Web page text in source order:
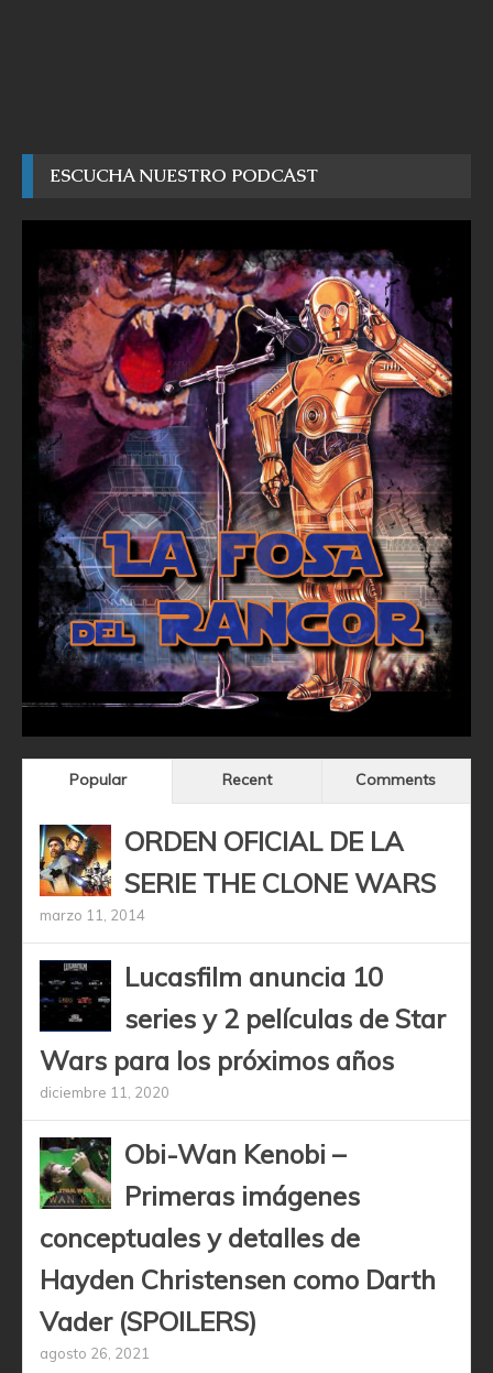
ESCUCHA NUESTRO PODCAST
Popular Recent Comments
ORDEN OFICIAL DE LA
SERIE THE CLONE WARS
marzo 11, 2014
Lucasfilm anuncia 10
series y 2 películas de Star
Wars para los próximos años
diciembre 11, 2020
Obi-Wan Kenobi –
Primeras imágenes
conceptuales y detalles de
Hayden Christensen como Darth
Vader (SPOILERS)
agosto 26, 2021